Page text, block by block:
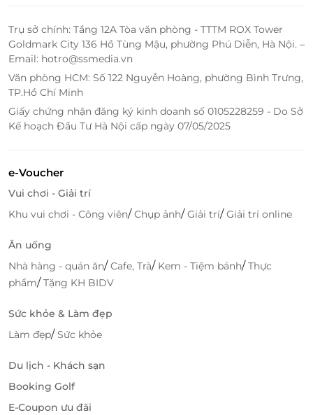
Trụ sở chính: Tầng 12A Tòa văn phòng - TTTM ROX Tower
Goldmark City 136 Hồ Tùng Mậu, phường Phú Diễn, Hà Nội. –
Email: hotro@ssmedia.vn
Văn phòng HCM: Số 122 Nguyễn Hoàng, phường Bình Trưng,
TP.Hồ Chí Minh
Giấy chứng nhận đăng ký kinh doanh số 0105228259 - Do Sở
Kế hoạch Đầu Tư Hà Nội cấp ngày 07/05/2025
e-Voucher
Vui chơi - Giải trí
Khu vui chơi - Công viên/Chụp ảnh/Giải trí/Giải trí online
Ăn uống
Nhà hàng - quán ăn/Cafe, Trà/ Kem - Tiệm bánh/Thực
phẩm/Tặng KH BIDV
Sức khỏe & Làm đẹp
Làm đẹp/Sức khỏe
Du lịch - Khách sạn
Booking Golf
E-Coupon ưu đãi